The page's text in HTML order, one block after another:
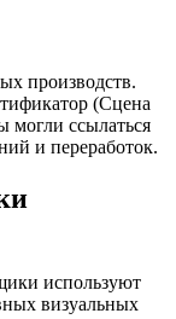
производств.
(Сцена
могли ссылаться
и переработок.
используют
визуальных